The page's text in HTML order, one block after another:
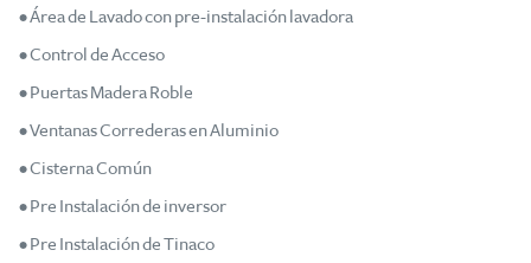
• Área de Lavado con pre-instalación lavadora
• Control de Acceso
• Puertas Madera Roble
• Ventanas Correderas en Aluminio
• Cisterna Común
• Pre Instalación de inversor
• Pre Instalación de Tinaco